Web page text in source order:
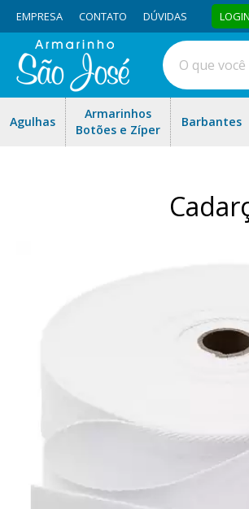
EMPRESA CONTATO DÚVIDAS
Agulhas
Armarinhos
Botões e Zíper
Barbantes